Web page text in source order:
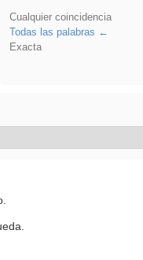
Cualquier coincidencia
Todas las palabras
Exacta